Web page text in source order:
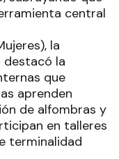
central
la
destacó la
que
aprenden
de alfombras y
en talleres
terminalidad